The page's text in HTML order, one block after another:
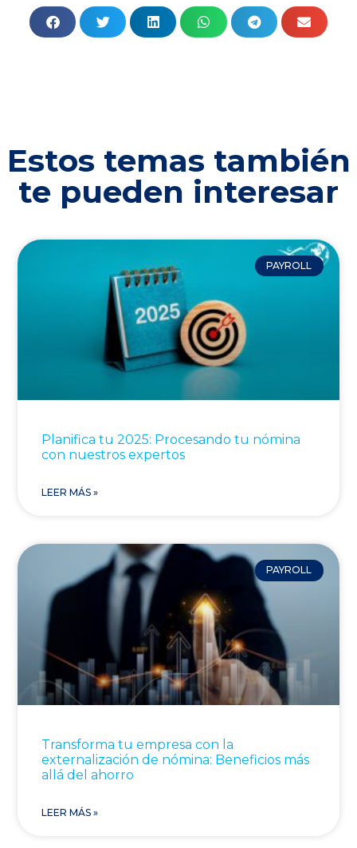
Estos temas también
te pueden interesar
PAYROLL
Planifica tu 2025: Procesando tu nómina
con nuestros expertos
LEER MÁS »
PAYROLL
Transforma tu empresa con la
externalización de nómina: Beneficios más
allá del ahorro
LEER MÁS »